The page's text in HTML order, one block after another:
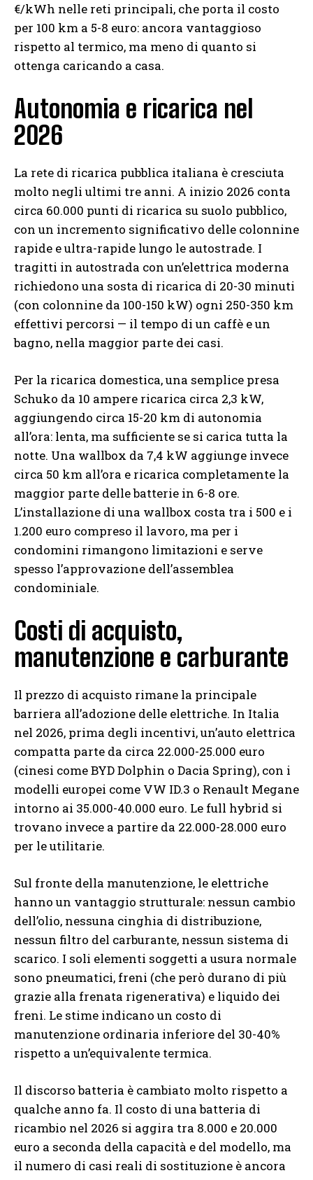
€/kWh nelle reti principali, che porta il costo
per 100 km a 5-8 euro: ancora vantaggioso
rispetto al termico, ma meno di quanto si
ottenga caricando a casa.
Autonomia e ricarica nel
2026
La rete di ricarica pubblica italiana è cresciuta
molto negli ultimi tre anni. A inizio 2026 conta
circa 60.000 punti di ricarica su suolo pubblico,
con un incremento significativo delle colonnine
rapide e ultra-rapide lungo le autostrade. I
tragitti in autostrada con un’elettrica moderna
richiedono una sosta di ricarica di 20-30 minuti
(con colonnine da 100-150 kW) ogni 250-350 km
effettivi percorsi — il tempo di un caffè e un
bagno, nella maggior parte dei casi.
Per la ricarica domestica, una semplice presa
Schuko da 10 ampere ricarica circa 2,3 kW,
aggiungendo circa 15-20 km di autonomia
all’ora: lenta, ma sufficiente se si carica tutta la
notte. Una wallbox da 7,4 kW aggiunge invece
circa 50 km all’ora e ricarica completamente la
maggior parte delle batterie in 6-8 ore.
L’installazione di una wallbox costa tra i 500 e i
1.200 euro compreso il lavoro, ma per i
condomini rimangono limitazioni e serve
spesso l’approvazione dell’assemblea
condominiale.
Costi di acquisto,
manutenzione e carburante
Il prezzo di acquisto rimane la principale
barriera all’adozione delle elettriche. In Italia
nel 2026, prima degli incentivi, un’auto elettrica
compatta parte da circa 22.000-25.000 euro
(cinesi come BYD Dolphin o Dacia Spring), con i
modelli europei come VW ID.3 o Renault Megane
intorno ai 35.000-40.000 euro. Le full hybrid si
trovano invece a partire da 22.000-28.000 euro
per le utilitarie.
Sul fronte della manutenzione, le elettriche
hanno un vantaggio strutturale: nessun cambio
dell’olio, nessuna cinghia di distribuzione,
nessun filtro del carburante, nessun sistema di
scarico. I soli elementi soggetti a usura normale
sono pneumatici, freni (che però durano di più
grazie alla frenata rigenerativa) e liquido dei
freni. Le stime indicano un costo di
manutenzione ordinaria inferiore del 30-40%
rispetto a un’equivalente termica.
Il discorso batteria è cambiato molto rispetto a
qualche anno fa. Il costo di una batteria di
ricambio nel 2026 si aggira tra 8.000 e 20.000
euro a seconda della capacità e del modello, ma
il numero di casi reali di sostituzione è ancora